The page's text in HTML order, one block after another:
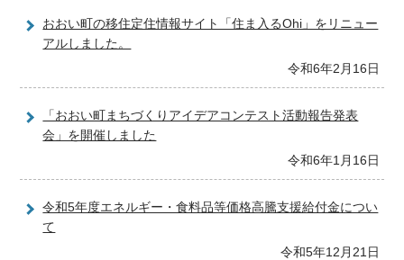
おおい町の移住定住情報サイト「住ま入るOhi」をリニュー
アルしました。
令和6年2月16日
「おおい町まちづくりアイデアコンテスト活動報告発表
会」を開催しました
令和6年1月16日
令和5年度エネルギー・食料品等価格高騰支援給付金につい
て
令和5年12月21日